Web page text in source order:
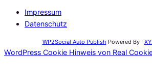
Impressum
Datenschutz
WP2Social Auto Publish Powered By :
WordPress Cookie Hinweis von Real